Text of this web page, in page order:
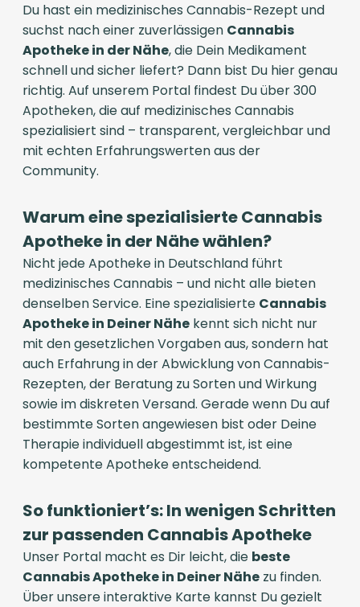
Du hast ein medizinisches Cannabis-Rezept und
suchst nach einer zuverlässigen Cannabis
Apotheke in der Nähe, die Dein Medikament
schnell und sicher liefert? Dann bist Du hier genau
richtig. Auf unserem Portal findest Du über 300
Apotheken, die auf medizinisches Cannabis
spezialisiert sind – transparent, vergleichbar und
mit echten Erfahrungswerten aus der
Community.
Warum eine spezialisierte Cannabis
Apotheke in der Nähe wählen?
Nicht jede Apotheke in Deutschland führt
medizinisches Cannabis – und nicht alle bieten
denselben Service. Eine spezialisierte Cannabis
Apotheke in Deiner Nähe kennt sich nicht nur
mit den gesetzlichen Vorgaben aus, sondern hat
auch Erfahrung in der Abwicklung von Cannabis-
Rezepten, der Beratung zu Sorten und Wirkung
sowie im diskreten Versand. Gerade wenn Du auf
bestimmte Sorten angewiesen bist oder Deine
Therapie individuell abgestimmt ist, ist eine
kompetente Apotheke entscheidend.
So funktioniert’s: In wenigen Schritten
zur passenden Cannabis Apotheke
Unser Portal macht es Dir leicht, die beste
Cannabis Apotheke in Deiner Nähe zu finden.
Über unsere interaktive Karte kannst Du gezielt